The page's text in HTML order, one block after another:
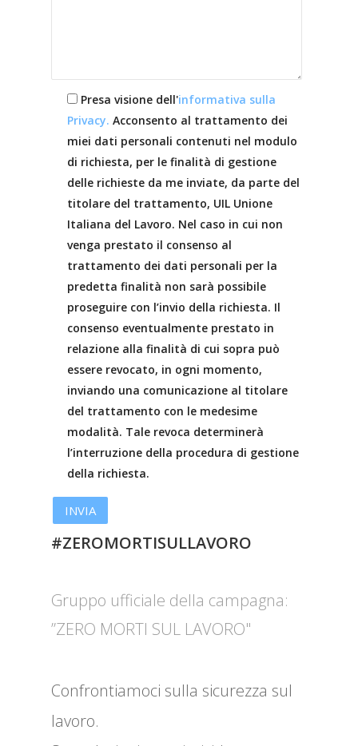
Presa visione dell'informativa sulla
Privacy. Acconsento al trattamento dei
miei dati personali contenuti nel modulo
di richiesta, per le finalità di gestione
delle richieste da me inviate, da parte del
titolare del trattamento, UIL Unione
Italiana del Lavoro. Nel caso in cui non
venga prestato il consenso al
trattamento dei dati personali per la
predetta finalità non sarà possibile
proseguire con l’invio della richiesta. Il
consenso eventualmente prestato in
relazione alla finalità di cui sopra può
essere revocato, in ogni momento,
inviando una comunicazione al titolare
del trattamento con le medesime
modalità. Tale revoca determinerà
l’interruzione della procedura di gestione
della richiesta.
#ZEROMORTISULLAVORO
Gruppo ufficiale della campagna:
”ZERO MORTI SUL LAVORO"
Confrontiamoci sulla sicurezza sul
lavoro.